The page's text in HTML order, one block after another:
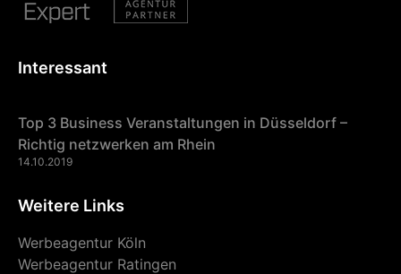
Interessant
Top 3 Business Veranstaltungen in Düsseldorf –
Richtig netzwerken am Rhein
14.10.2019
Weitere Links
Werbeagentur Köln
Werbeagentur Ratingen